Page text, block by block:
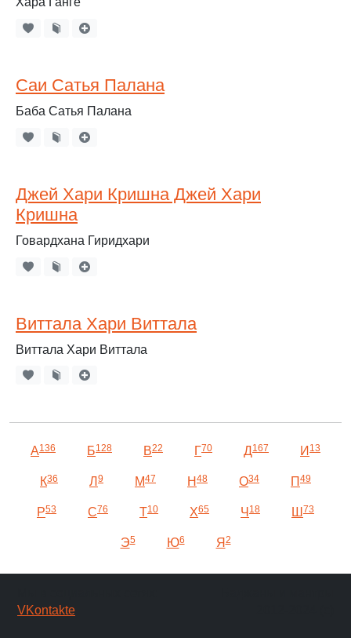
Саи Сатья Палана
Баба Сатья Палана
Джей Хари Кришна Джей Хари
Кришна
Говардхана Гиридхари
Виттала Хари Виттала
Виттала Хари Виттала
А136 Б128 В22 Г70 Д167 И 13
К36 Л 9 М47 Н 48 О34 П 49
Р53 С76 Т10 Х65 Ч 18 Ш 73
Э5 Ю6 Я2
VKontakte